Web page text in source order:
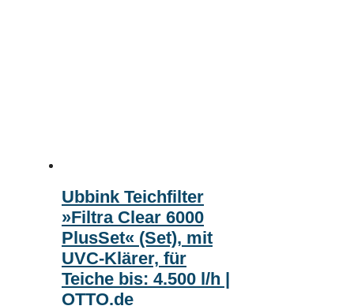
Ubbink Teichfilter
»Filtra Clear 6000
PlusSet« (Set), mit
UVC-Klärer, für
Teiche bis: 4.500 l/h |
OTTO.de